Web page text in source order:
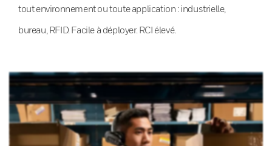
tout environnement ou toute application : industrielle,
bureau, RFID. Facile à déployer. RCI élevé.